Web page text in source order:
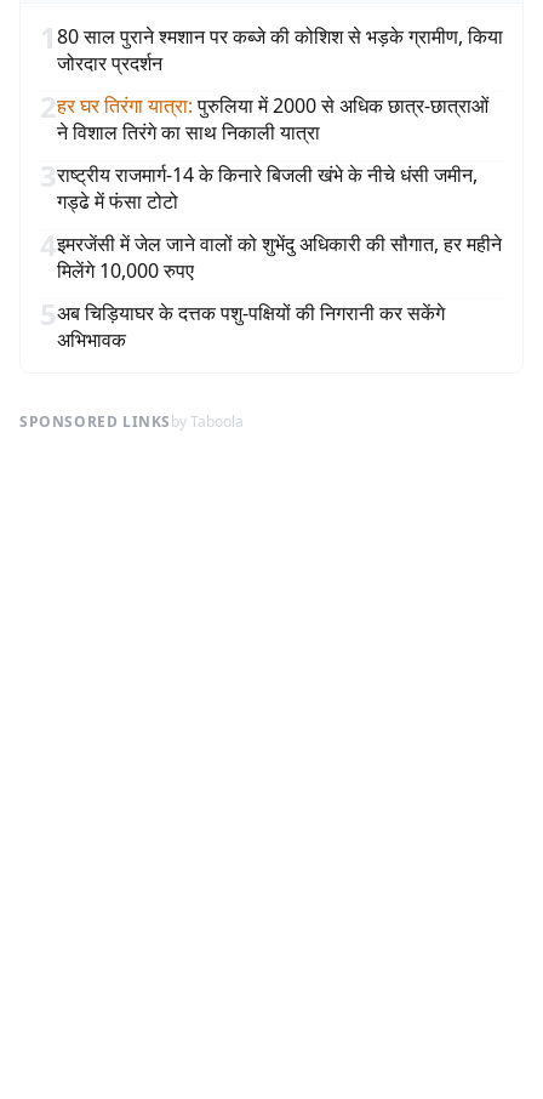
180 साल पुराने श्मशान पर कब्जे की कोशिश से भड़के ग्रामीण, किया
जोरदार प्रदर्शन
2हर घर तिरंगा यात्रा: पुरुलिया में 2000 से अधिक छात्र-छात्राओं
ने विशाल तिरंगे का साथ निकाली यात्रा
3राष्ट्रीय राजमार्ग-14 के किनारे बिजली खंभे के नीचे धंसी जमीन,
गड्ढे में फंसा टोटो
4इमरजेंसी में जेल जाने वालों को शुभेंदु अधिकारी की सौगात, हर महीने
मिलेंगे 10,000 रुपए
5अब चिड़ियाघर के दत्तक पशु-पक्षियों की निगरानी कर सकेंगे
अभिभावक
SPONSORED LINKSby Taboola